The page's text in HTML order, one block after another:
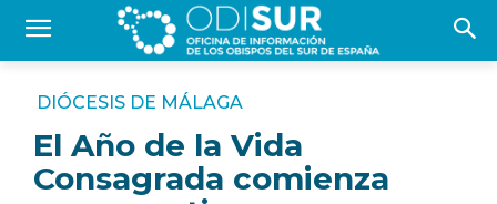
DIÓCESIS DE MÁLAGA
El Año de la Vida
Consagrada comienza